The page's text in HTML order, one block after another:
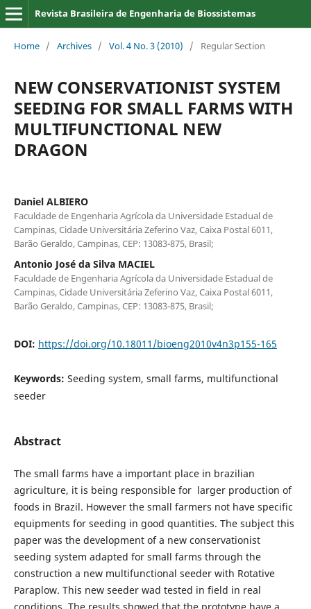
Revista Brasileira de Engenharia de Biossistemas
Home / Archives / Vol. 4 No. 3 (2010) / Regular Section
NEW CONSERVATIONIST SYSTEM
SEEDING FOR SMALL FARMS WITH
MULTIFUNCTIONAL NEW
DRAGON
Daniel ALBIERO
Faculdade de Engenharia Agrícola da Universidade Estadual de
Campinas, Cidade Universitária Zeferino Vaz, Caixa Postal 6011,
Barão Geraldo, Campinas, CEP: 13083-875, Brasil;
Antonio José da Silva MACIEL
Faculdade de Engenharia Agrícola da Universidade Estadual de
Campinas, Cidade Universitária Zeferino Vaz, Caixa Postal 6011,
Barão Geraldo, Campinas, CEP: 13083-875, Brasil;
DOI: https://doi.org/10.18011/bioeng2010v4n3p155-165
Keywords: Seeding system, small farms, multifunctional
seeder
Abstract
The small farms have a important place in brazilian
agriculture, it is being responsible for larger production of
foods in Brazil. However the small farmers not have specific
equipments for seeding in good quantities. The subject this
paper was the development of a new conservationist
seeding system adapted for small farms through the
construction a new multifunctional seeder with Rotative
Paraplow. This new seeder wad tested in field in real